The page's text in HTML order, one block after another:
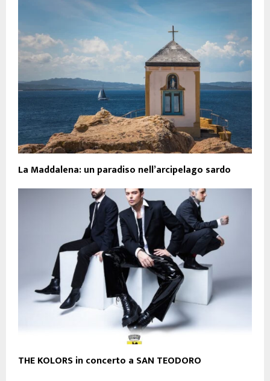
La Maddalena: un paradiso nell’arcipelago sardo
THE KOLORS in concerto a SAN TEODORO